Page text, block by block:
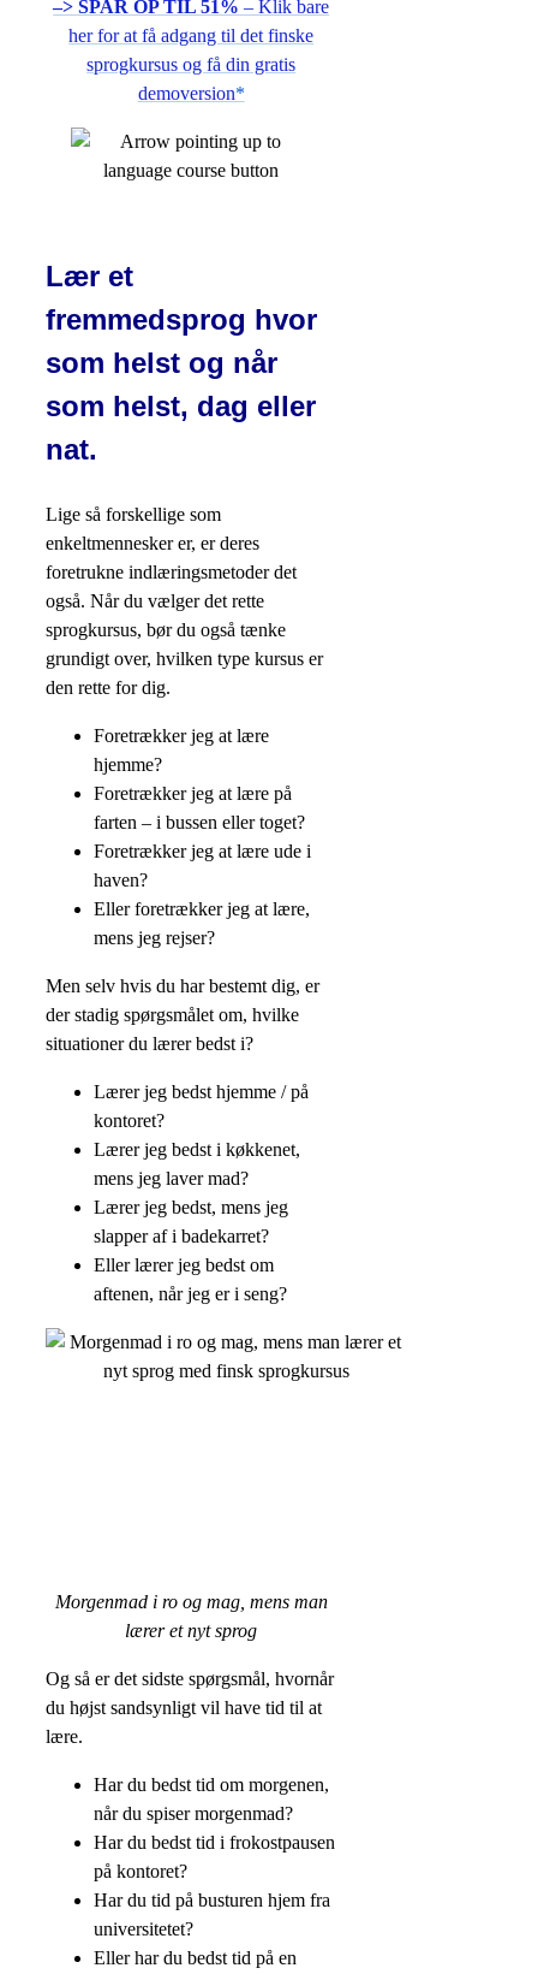
–> SPAR OP TIL 51% – Klik bare
her for at få adgang til det finske
sprogkursus og få din gratis
demoversion*
Lær et
fremmedsprog hvor
som helst og når
som helst, dag eller
nat.
Lige så forskellige som
enkeltmennesker er, er deres
foretrukne indlæringsmetoder det
også. Når du vælger det rette
sprogkursus, bør du også tænke
grundigt over, hvilken type kursus er
den rette for dig.
Foretrækker jeg at lære
hjemme?
Foretrækker jeg at lære på
farten – i bussen eller toget?
Foretrækker jeg at lære ude i
haven?
Eller foretrækker jeg at lære,
mens jeg rejser?
Men selv hvis du har bestemt dig, er
der stadig spørgsmålet om, hvilke
situationer du lærer bedst i?
Lærer jeg bedst hjemme / på
kontoret?
Lærer jeg bedst i køkkenet,
mens jeg laver mad?
Lærer jeg bedst, mens jeg
slapper af i badekarret?
Eller lærer jeg bedst om
aftenen, når jeg er i seng?
Morgenmad i ro og mag, mens man
lærer et nyt sprog
Og så er det sidste spørgsmål, hvornår
du højst sandsynligt vil have tid til at
lære.
Har du bedst tid om morgenen,
når du spiser morgenmad?
Har du bedst tid i frokostpausen
på kontoret?
Har du tid på busturen hjem fra
universitetet?
Eller har du bedst tid på en